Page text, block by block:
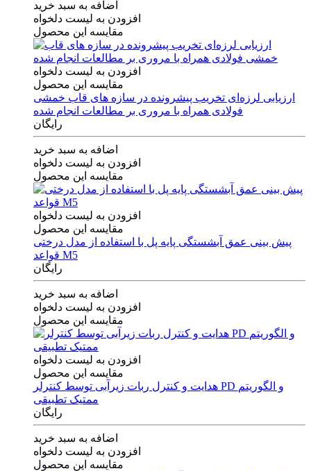
اضافه به سبد خرید
افزودن به لیست دلخواه
مقایسه این محصول
افزودن به لیست دلخواه
مقایسه این محصول
ارزیابی لرزه‌ای تخریب پیشرونده در سازه های قاب خمشی
فولادی همراه با مروری بر مطالعات انجام شده
رایگان
اضافه به سبد خرید
افزودن به لیست دلخواه
مقایسه این محصول
افزودن به لیست دلخواه
مقایسه این محصول
پیش بینی عمق آبشستگی پایه پل با استفاده از مدل درختی
قواعد M5
رایگان
اضافه به سبد خرید
افزودن به لیست دلخواه
مقایسه این محصول
افزودن به لیست دلخواه
مقایسه این محصول
هدایت و کنترل ربات زیرآبی توسط کنترلر PD و الگوریتم
ممتیک تطبیقی
رایگان
اضافه به سبد خرید
افزودن به لیست دلخواه
مقایسه این محصول